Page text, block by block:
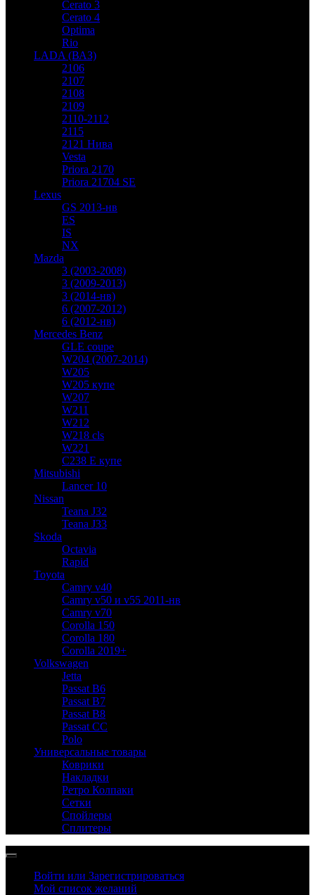
Cerato 3
Cerato 4
Optima
Rio
LADA (ВАЗ)
2106
2107
2108
2109
2110-2112
2115
2121 Нива
Vesta
Priora 2170
Priora 21704 SE
Lexus
GS 2013-нв
ES
IS
NX
Mazda
3 (2003-2008)
3 (2009-2013)
3 (2014-нв)
6 (2007-2012)
6 (2012-нв)
Mercedes Benz
GLE coupe
W204 (2007-2014)
W205
W205 купе
W207
W211
W212
W218 cls
W221
C238 E купе
Mitsubishi
Lancer 10
Nissan
Teana J32
Teana J33
Skoda
Octavia
Rapid
Toyota
Camry v40
Camry v50 и v55 2011-нв
Camry v70
Corolla 150
Corolla 180
Corolla 2019+
Volkswagen
Jetta
Passat B6
Passat B7
Passat B8
Passat CC
Polo
Универсальные товары
Коврики
Накладки
Ретро Колпаки
Сетки
Спойлеры
Сплитеры
Войти или Зарегистрироваться
Мой список желаний